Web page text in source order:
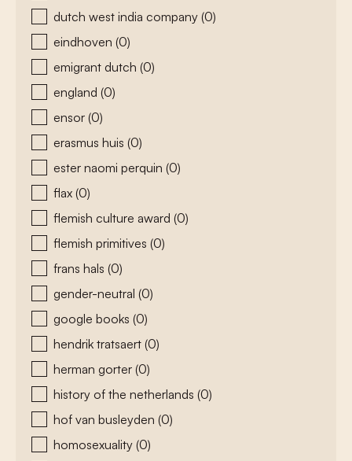
dutch west india company (0)
eindhoven (0)
emigrant dutch (0)
england (0)
ensor (0)
erasmus huis (0)
ester naomi perquin (0)
flax (0)
flemish culture award (0)
flemish primitives (0)
frans hals (0)
gender-neutral (0)
google books (0)
hendrik tratsaert (0)
herman gorter (0)
history of the netherlands (0)
hof van busleyden (0)
homosexuality (0)